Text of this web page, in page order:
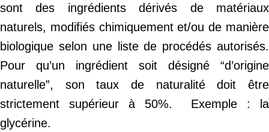
sont des ingrédients dérivés de matériaux
naturels, modifiés chimiquement et/ou de manière
biologique selon une liste de procédés autorisés.
Pour qu’un ingrédient soit désigné “d’origine
naturelle”, son taux de naturalité doit être
strictement supérieur à 50%. Exemple : la
glycérine.